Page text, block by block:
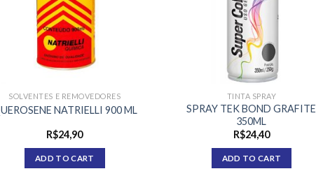
SOLVENTES E REMOVEDORES
NATRIELLI 900 ML
R$24,90
ADD TO CART
TINTA SPRAY
SPRAY TEK BOND GRAFITE
350ML
R$24,40
ADD TO CART